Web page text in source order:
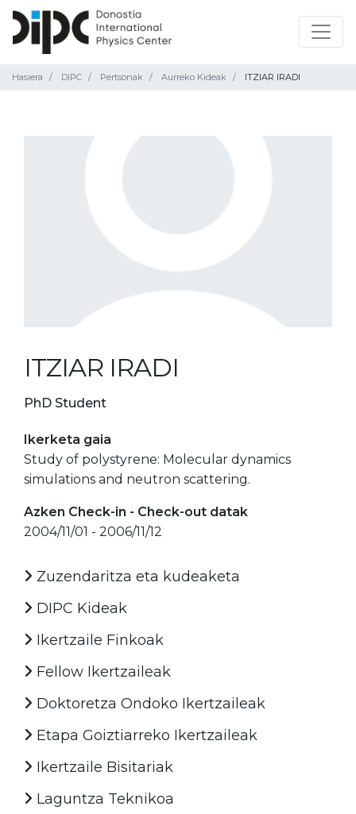
Hasiera DIPC Pertsonak Aurreko Kideak ITZIAR IRADI
ITZIAR IRADI
PhD Student
Ikerketa gaia
Study of polystyrene: Molecular dynamics
simulations and neutron scattering.
Azken Check-in - Check-out datak
2004/11/01 - 2006/11/12
Zuzendaritza eta kudeaketa
DIPC Kideak
Ikertzaile Finkoak
Fellow Ikertzaileak
Doktoretza Ondoko Ikertzaileak
Etapa Goiztiarreko Ikertzaileak
Ikertzaile Bisitariak
Laguntza Teknikoa